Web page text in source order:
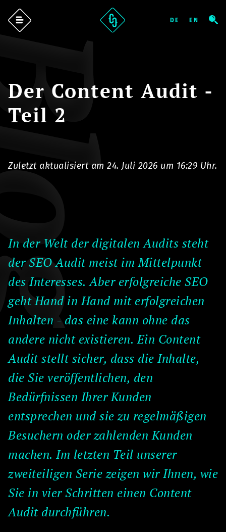
Der Content Audit -
Teil 2
Zuletzt aktualisiert am 24. Juli 2026 um 16:29 Uhr.
In der Welt der digitalen Audits steht
der SEO Audit meist im Mittelpunkt
des Interesses. Aber erfolgreiche SEO
geht Hand in Hand mit erfolgreichen
Inhalten - das eine kann ohne das
andere nicht existieren. Ein Content
Audit stellt sicher, dass die Inhalte,
die Sie veröffentlichen, den
Bedürfnissen Ihrer Kunden
entsprechen und sie zu regelmäßigen
Besuchern oder zahlenden Kunden
machen. Im letzten Teil unserer
zweiteiligen Serie zeigen wir Ihnen, wie
Sie in vier Schritten einen Content
Audit durchführen.